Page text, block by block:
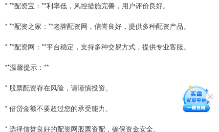
* **配资宝：**利率低，风控措施完善，用户评价良好。
* **配资之家：**老牌配资网，信誉良好，提供多种配资产品。
* **配资网：**平台稳定，支持多种交易方式，提供专业客服。
**温馨提示：**
* 股票配资存在风险，请谨慎投资。
* 借贷金额不要超过您的承受能力。
* 选择信誉良好的配资网股票资配，确保资金安全。